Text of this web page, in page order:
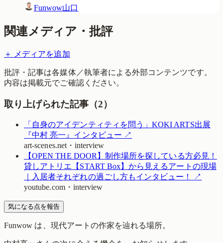
Funwow山口
関連メディア・批評
＋ メディアを追加
批評・記事は各媒体／執筆者による外部コンテンツです。
内容は掲載元でご確認ください。
取り上げられた記事（2）
「自身のアイデンティティを問う」KOKI ARTS出展
『中村 亮一』インタビュー ↗
art-scenes.net・ interview
【OPEN THE DOOR】制作場所を探している方必見！
貸しアトリエ【START Box】から見えるアートの現場
｜入居者それぞれの過ごし方もインタビュー！
↗
youtube.com・ interview
気になる点を報告
Funwow は、現代アートの作家を辿れる場所。